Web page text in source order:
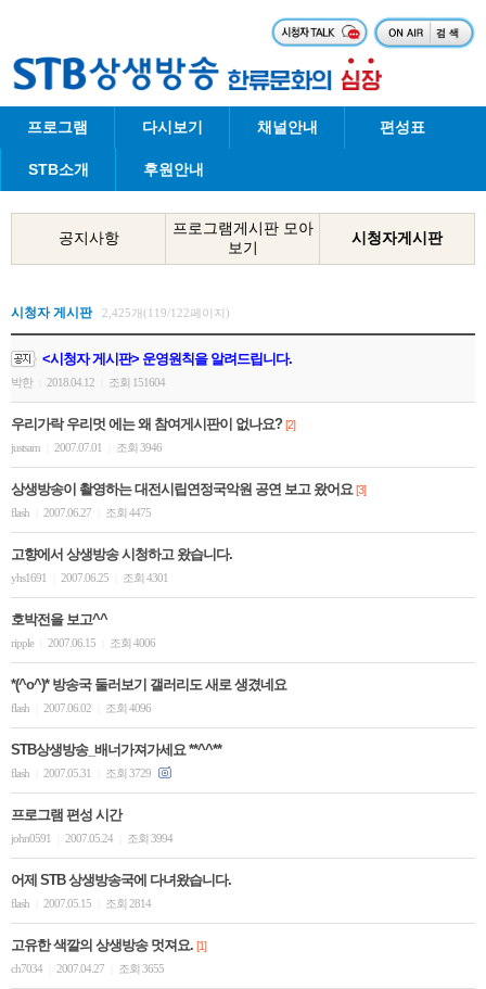
프로그램 다시보기 채널안내 편성표
STB소개 후원안내
공지사항
프로그램게시판 모아
보기
시청자게시판
시청자 게시판 2,425개(119/122페이지)
<시청자 게시판> 운영원칙을 알려드립니다.
박한 2018.04.12 조회 151604
우리가락 우리멋 에는 왜 참여게시판이 없나요? [2]
justsam
2007.07.01 조회 3946
상생방송이 촬영하는 대전시립연정국악원 공연 보고 왔어요 [3]
flash
2007.06.27 조회 4475
고향에서 상생방송 시청하고 왔습니다.
yhs1691 2007.06.25 조회 4301
호박전을 보고^^
ripple 2007.06.15 조회 4006
*(^o^)* 방송국 둘러보기 갤러리도 새로 생겼네요
flash 2007.06.02 조회 4096
STB상생방송_배너가져가세요 **^^**
flash 2007.05.31 조회 3729
프로그램 편성 시간
john0591 2007.05.24 조회 3994
어제 STB 상생방송국에 다녀왔습니다.
flash 2007.05.15 조회 2814
고유한 색깔의 상생방송 멋져요. [1]
ch7034
2007.04.27 조회 3655